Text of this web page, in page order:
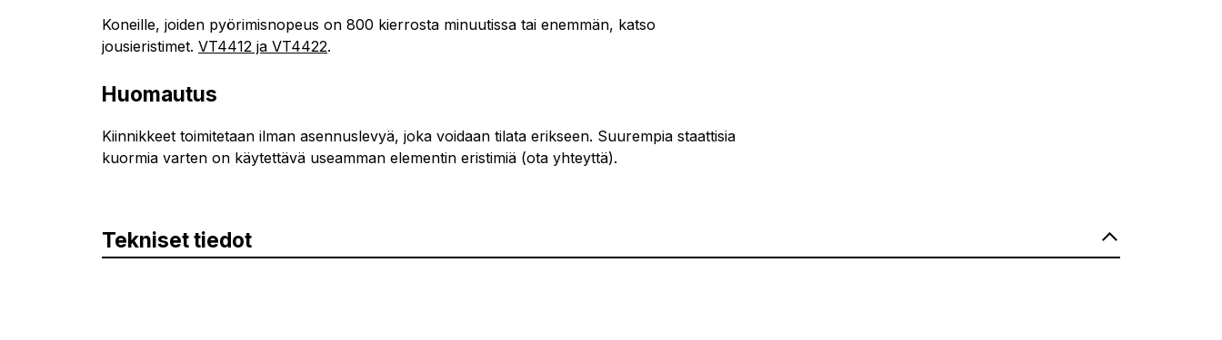
Koneille, joiden pyörimisnopeus on 800 kierrosta minuutissa tai enemmän, katso
jousieristimet. VT4412 ja VT4422.
Huomautus
Kiinnikkeet toimitetaan ilman asennuslevyä, joka voidaan tilata erikseen. Suurempia staattisia
kuormia varten on käytettävä useamman elementin eristimiä (ota yhteyttä).
Tekniset tiedot